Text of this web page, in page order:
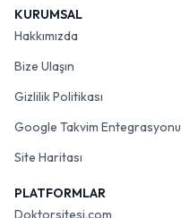
KURUMSAL
Hakkımızda
Bize Ulaşın
Gizlilik Politikası
Google Takvim Entegrasyonu
Site Haritası
PLATFORMLAR
Doktorsitesi.com